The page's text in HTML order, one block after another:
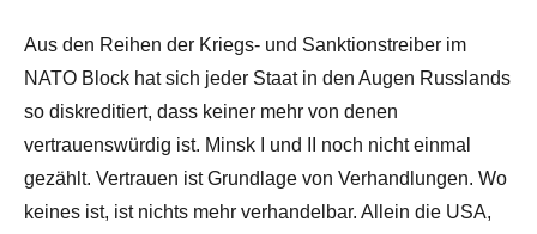
Aus den Reihen der Kriegs- und Sanktionstreiber im
NATO Block hat sich jeder Staat in den Augen Russlands
so diskreditiert, dass keiner mehr von denen
vertrauenswürdig ist. Minsk I und II noch nicht einmal
gezählt. Vertrauen ist Grundlage von Verhandlungen. Wo
keines ist, ist nichts mehr verhandelbar. Allein die USA,